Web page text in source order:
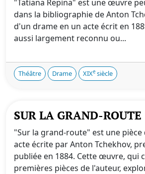
"Tatiana Repina" est une œuvre
dans la bibliographie de Anton
d'un drame en un acte écrit en
aussi largement reconnu ou...
Théâtre Drame XIXe siècle
SUR LA GRAND-ROUTE
"Sur la grand-route" est une
acte écrite par Anton Tchekhov,
publiée en 1884. Cette œuvre, qui
premières pièces de l'auteur,